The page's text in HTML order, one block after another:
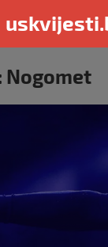
Nogomet